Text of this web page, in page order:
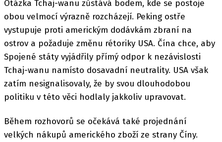
Otázka Tchaj-wanu zůstává bodem, kde se postoje
obou velmocí výrazně rozcházejí. Peking ostře
vystupuje proti americkým dodávkám zbraní na
ostrov a požaduje změnu rétoriky USA. Čína chce, aby
Spojené státy vyjádřily přímý odpor k nezávislosti
Tchaj-wanu namísto dosavadní neutrality. USA však
zatím nesignalisovaly, že by svou dlouhodobou
politiku v této věci hodlaly jakkoliv upravovat.
Během rozhovorů se očekává také projednání
velkých nákupů amerického zboží ze strany Číny.